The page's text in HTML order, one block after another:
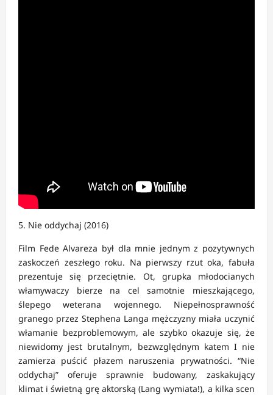
5. Nie oddychaj (2016)
Film Fede Alvareza był dla mnie jednym z pozytywnych
zaskoczeń zeszłego roku. Na pierwszy rzut oka, fabuła
prezentuje się przeciętnie. Ot, grupka młodocianych
włamywaczy bierze na cel samotnie mieszkającego,
ślepego weterana wojennego. Niepełnosprawność
granego przez Stephena Langa mężczyzny miała uczynić
włamanie bezproblemowym, ale szybko okazuje się, że
niewidomy jest brutalnym, bezwzględnym katem I nie
zamierza puścić płazem naruszenia prywatności. “Nie
oddychaj” oferuje sprawnie budowany, zaskakujący
klimat i świetną grę aktorską (Lang wymiata!), a kilka scen